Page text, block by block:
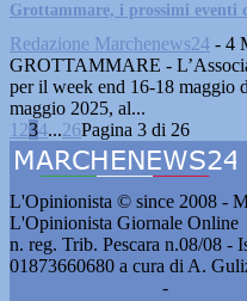
Grottammare, i prossimi eventi
Redazione Marchenews24 - 4
GROTTAMMARE -
per il week end 16-18 maggio
maggio 2025, al...
1 234...26Pagina 3 di 26
L'Opinionista © since 2008 -
L'Opinionista Giornale Online
n. reg. Trib. Pescara n.08/08 -
01873660680 a cura di A.
-